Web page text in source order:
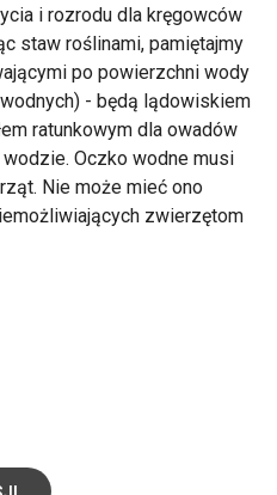
i rozrodu dla kręgowców
staw roślinami, pamiętajmy
po powierzchni wody
- będą lądowiskiem
ratunkowym dla owadów
Oczko wodne musi
Nie może mieć ono
zwierzętom